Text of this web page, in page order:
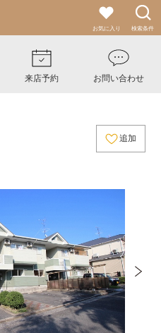
お気に入り 検索条件
来店予約 お問い合わせ
追加